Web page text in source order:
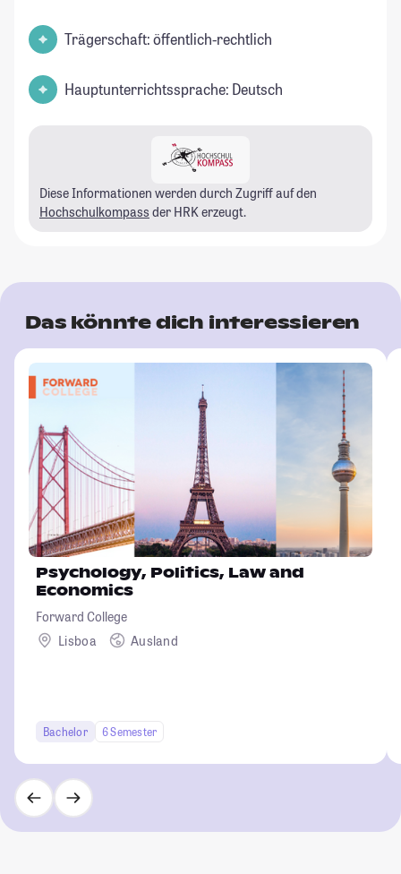
Trägerschaft: öffentlich-rechtlich
Hauptunterrichtssprache: Deutsch
Diese Informationen werden durch Zugriff auf den
Hochschulkompass der HRK erzeugt.
Das könnte dich interessieren
Psychology, Politics, Law and
Economics
Forward College
Lisboa
Ausland
Bachelor 6 Semester